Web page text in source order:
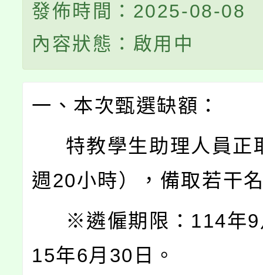
發佈時間：2025-08-08
內容狀態：啟用中
一、本次甄選缺額：
特教學生助理人員正
週20小時），備取若干
※遴僱期限：114年9
15年6月30日。